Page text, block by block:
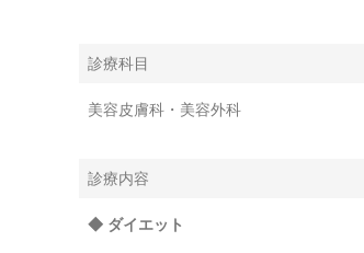
診療科目
美容皮膚科・美容外科
診療内容
◆ ダイエット